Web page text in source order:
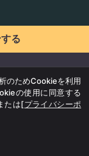
る
のためCookieを利用
の使用に同意する
たは[プライバシーポ